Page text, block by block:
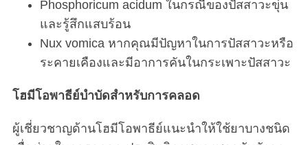
Phosphoricum acidum ในกรณีของปัสสาวะขุ่น
และรู้สึกแสบร้อน
Nux vomica หากคุณมีปัญหาในการปัสสาวะหรือ
ระคายเคืองและมีอาการคันในกระเพาะปัสสาวะ
โฮมีโอพาธีย์บำบัดสำหรับการคลอด
ผู้เชี่ยวชาญด้านโฮมีโอพาธีย์แนะนำให้ใช้ยาบางชนิด
r
c
h
r
: